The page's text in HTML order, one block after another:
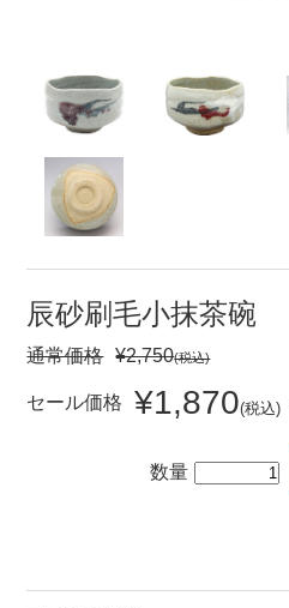
セール
50％OFF～
アイテム
小皿
カレー皿・パスタ皿
ポット
辰砂刷毛小抹茶碗
通常価格 ¥2,750(税込)
セール価格 ¥1,870(税込)
数量